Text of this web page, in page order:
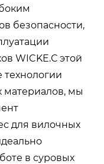
безопасности,
WICKE.С этой
материалов, мы
для вилочных
в суровых